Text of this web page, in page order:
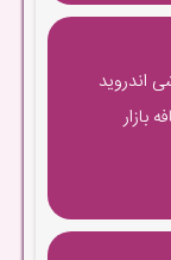
اندروید
بازار